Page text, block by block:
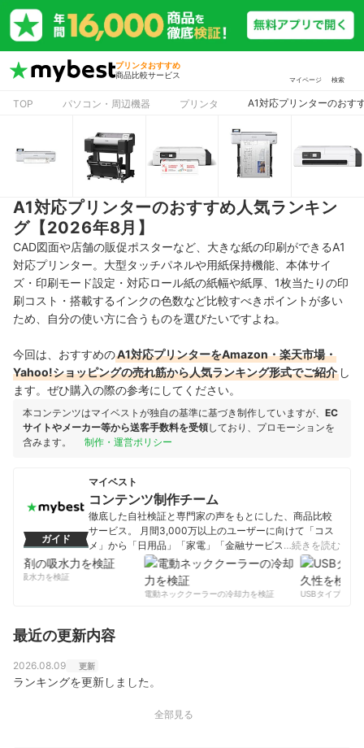
プリンタおすすめ
商品比較サービス
マイページ 検索
TOP パソコン・周辺機器 プリンタ A1対応プリンターのおす
A1対応プリンターのおすすめ人気ランキン
グ【2026年8月】
CAD図面や店舗の販促ポスターなど、大きな紙の印刷ができるA1
対応プリンター。大型タッチパネルや用紙保持機能、本体サイ
ズ・印刷モード設定・対応ロール紙の紙幅や紙厚、1枚当たりの印
刷コスト・搭載するインクの色数など比較すべきポイントが多い
ため、自分の使い方に合うものを選びたいですよね。
今回は、おすすめのA1対応プリンターをAmazon・楽天市場・
Yahoo!ショッピングの売れ筋から人気ランキング形式でご紹介 し
ます。ぜひ購入の際の参考にしてください。
本コンテンツはマイベストが独自の基準に基づき制作していますが、 EC
サイトやメーカー等から送客手数料を受領しており、プロモーションを
含みます。
制作・運営ポリシー
ガイド
マイベスト
コンテンツ制作チーム
徹底した自社検証と専門家の声をもとにした、商品比較
サービス。 月間3,000万以上のユーザーに向けて「コス
メ」から「日用品」「家電」「金融サービス」まで、ベ
ストな商品を選んでもらうために、毎日コンテンツを制
コンテンツ制作チームのプロフィール
…続きを読む
の吸水力を検証
電動ネッククーラーの冷却力を検証
USBタイプCケー
最近の更新内容
2026.08.09 更新
ランキングを更新しました。
全部見る